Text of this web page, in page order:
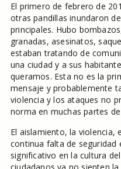
El primero de febrero de
otras pandillas inundaron
principales. Hubo
granadas, asesinatos,
estaban tratando de
una ciudad y a sus
queramos. Esta no es la
mensaje y probablemente
violencia y los ataques no
norma en muchas partes
El aislamiento, la violencia,
continua falta de seguridad
significativo en la cultura